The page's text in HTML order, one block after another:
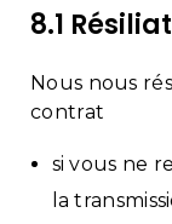
8.1
Nous nous
contrat
si vous ne
la